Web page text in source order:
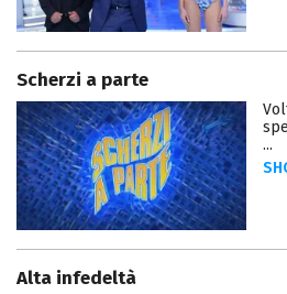
Scherzi a parte
...
Alta infedeltà